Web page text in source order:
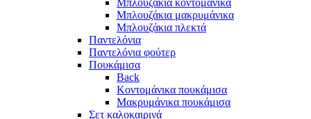
Μπλουζάκια κοντομάνικα
Μπλουζάκια μακρυμάνικα
Μπλουζάκια πλεκτά
Παντελόνια
Παντελόνια φούτερ
Πουκάμισα
Back
Κοντομάνικα πουκάμισα
Μακρυμάνικα πουκάμισα
Σετ καλοκαιρινά